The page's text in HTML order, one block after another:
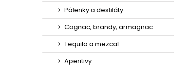
Pálenky a destiláty
Cognac, brandy, armagnac
Tequila a mezcal
Aperitivy